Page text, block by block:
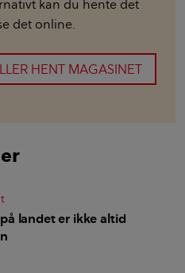
kan du hente det
det online.
HENT MAGASINET
landet er ikke altid